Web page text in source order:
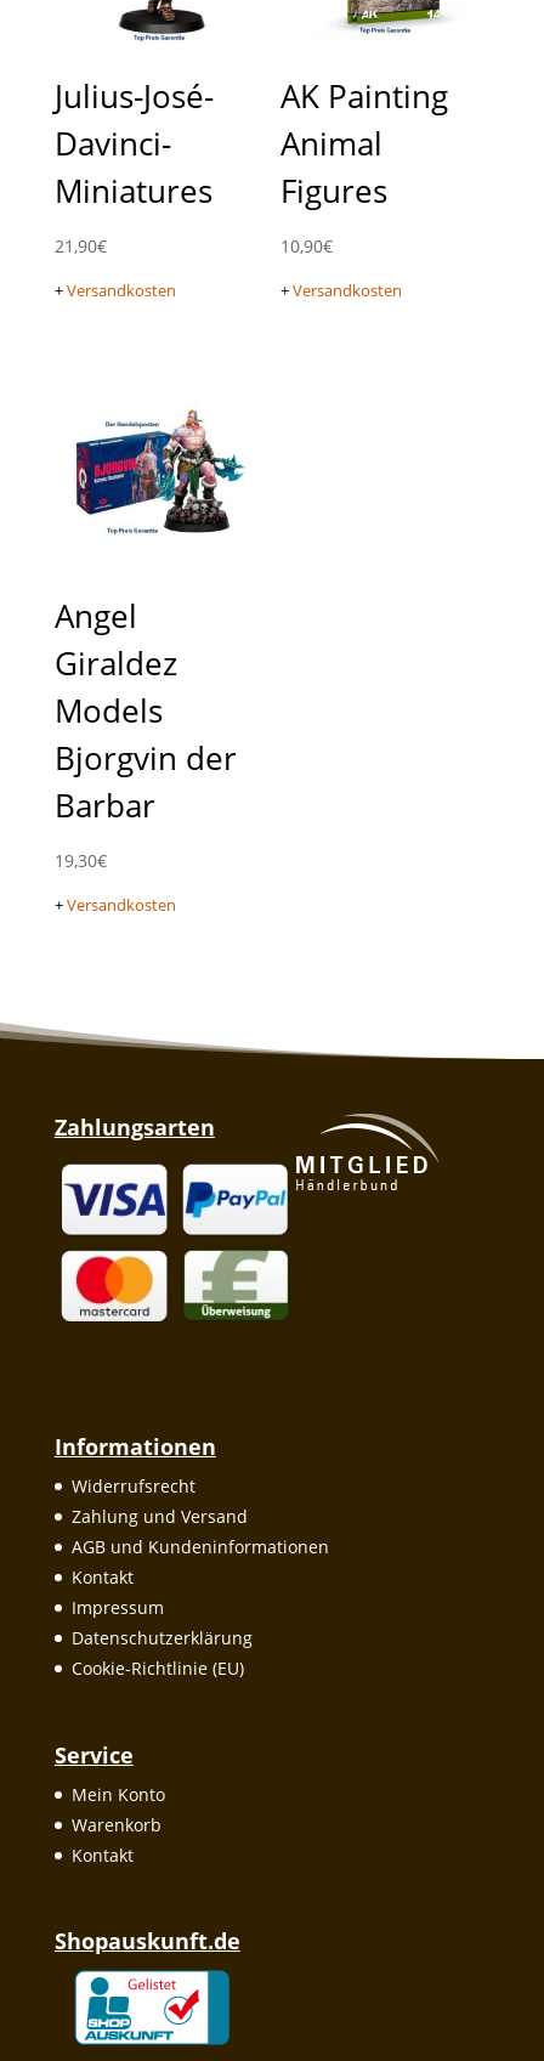
Julius-José-
Davinci-
Miniatures
21,90€
+Versandkosten
AK Painting
Animal
Figures
10,90€
+Versandkosten
Angel
Giraldez
Models
Bjorgvin der
Barbar
19,30€
+Versandkosten
Zahlungsarten
Informationen
Widerrufsrecht
Zahlung und Versand
AGB und Kundeninformationen
Kontakt
Impressum
Datenschutzerklärung
Cookie-Richtlinie (EU)
Service
Mein Konto
Warenkorb
Kontakt
Shopauskunft.de